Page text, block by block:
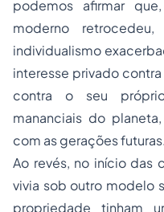
podemos afirmar
moderno
individualismo
interesse privado
contra o seu
mananciais do
com as gerações futuras.
Ao revés, no início das
vivia sob outro modelo
propriedade tinham